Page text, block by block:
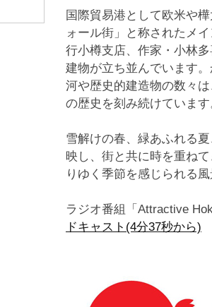
国際貿易港として欧米や
ォール街」と称されたメ
行小樽支店、作家・小林
建物が立ち並んでいます
河や歴史的建造物の数々
の歴史を刻み続けています
雪解けの春、緑あふれる
映し、街と共に時を重ね
りゆく季節を感じられる
ラジオ番組「Attractive
ドキャスト(4分37秒から)